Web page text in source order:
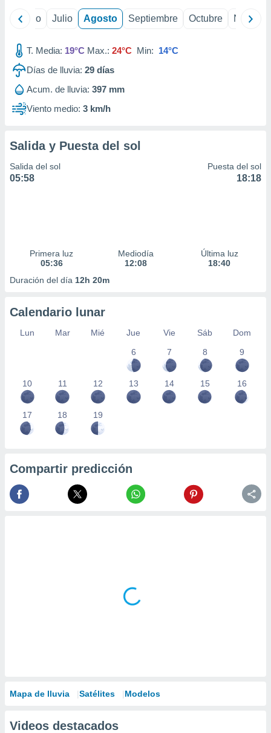
e
mediante
publicidad
de
Junio Julio Agosto Septiembre Octubre
T. Media: 19°C Max.: 24°C Min: 14°C
Días de lluvia: 29 días
Acum. de lluvia: 397 mm
Viento medio: 3 km/h
Salida y Puesta del sol
Salida del sol
05:58
Puesta del sol
18:18
Primera luz
05:36
Mediodía
12:08
Última luz
18:40
Duración del día 12h 20m
Calendario lunar
Lun Mar Mié Jue Vie Sáb
Dom
6
7 8 9
10 11 12 13 14 15 16
17 18 19
Compartir predicción
Mapa de lluvia Satélites Modelos
Videos destacados